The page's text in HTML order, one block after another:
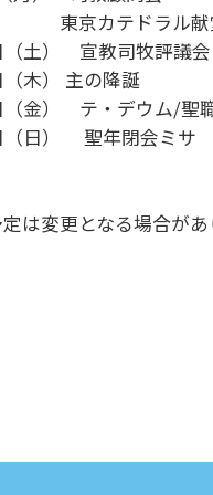
カテドラル献堂
（土） 宣教司牧評議会
（木） 主の降誕
（金） テ・デウム/聖職
（日） 聖年閉会ミサ
は変更となる場合があ